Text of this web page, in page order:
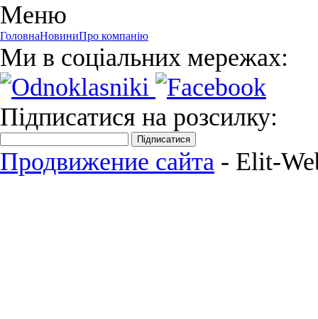
Меню
ГоловнаНовиниПро компанію
Ми в соціальних мережах:
Підписатися на розсилку:
Підписатися
Продвижение сайта - Elit-